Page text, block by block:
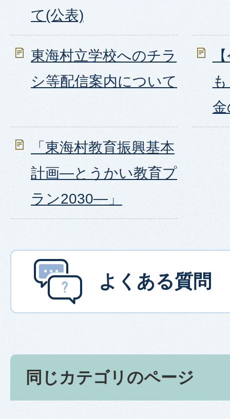
て(公表)
東海村立学校へのチラ
シ等配信案内について
「東海村教育振興基本
計画―とうかい教育プ
ラン2030―」
よくある質問
同じカテゴリのページ